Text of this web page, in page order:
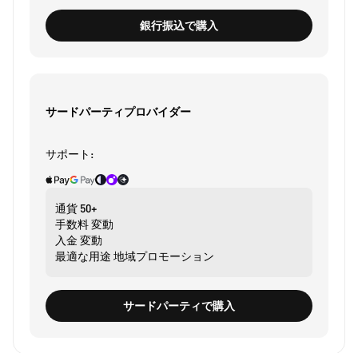
銀行振込で購入
サードパーティプロバイダー
サポート:
通貨 50+
手数料変動
入金 変動
最適な用途 地域プロモーション
サードパーティで購入